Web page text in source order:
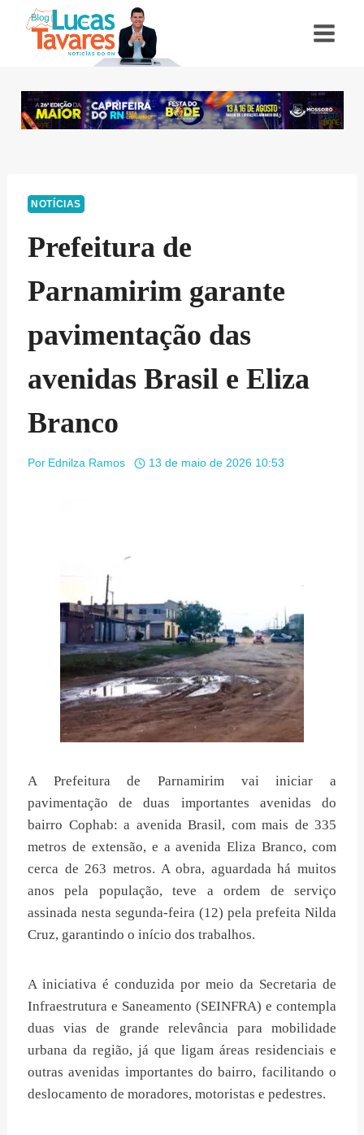
NOTÍCIAS
Prefeitura de
Parnamirim garante
pavimentação das
avenidas Brasil e Eliza
Branco
Por Ednilza Ramos 13 de maio de 2026 10:53
A Prefeitura de Parnamirim vai iniciar a
pavimentação de duas importantes avenidas do
bairro Cophab: a avenida Brasil, com mais de 335
metros de extensão, e a avenida Eliza Branco, com
cerca de 263 metros. A obra, aguardada há muitos
anos pela população, teve a ordem de serviço
assinada nesta segunda-feira (12) pela prefeita Nilda
Cruz, garantindo o início dos trabalhos.
A iniciativa é conduzida por meio da Secretaria de
Infraestrutura e Saneamento (SEINFRA) e contempla
duas vias de grande relevância para mobilidade
urbana da região, já que ligam áreas residenciais e
outras avenidas importantes do bairro, facilitando o
deslocamento de moradores, motoristas e pedestres.